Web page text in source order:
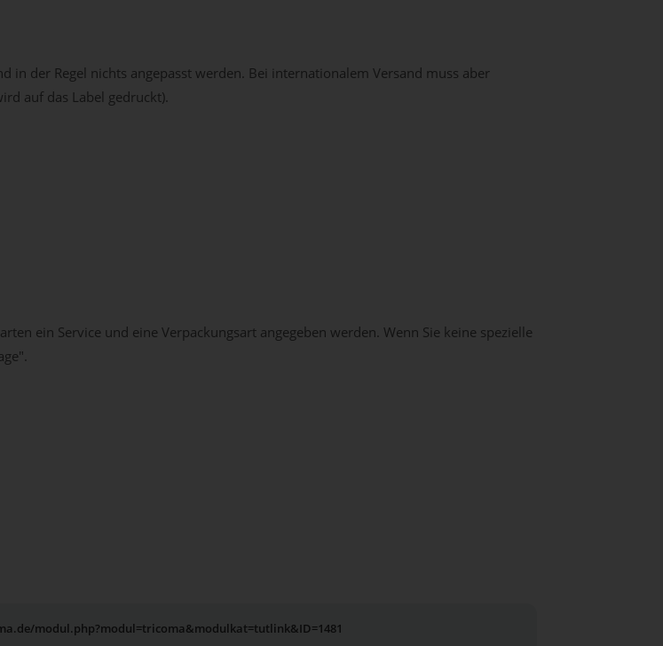
in der Regel nichts angepasst werden. Bei internationalem Versand muss aber
auf das Label gedruckt).
ein Service und eine Verpackungsart angegeben werden. Wenn Sie keine spezielle
modul.php?modul=tricoma&modulkat=tutlink&ID=1481